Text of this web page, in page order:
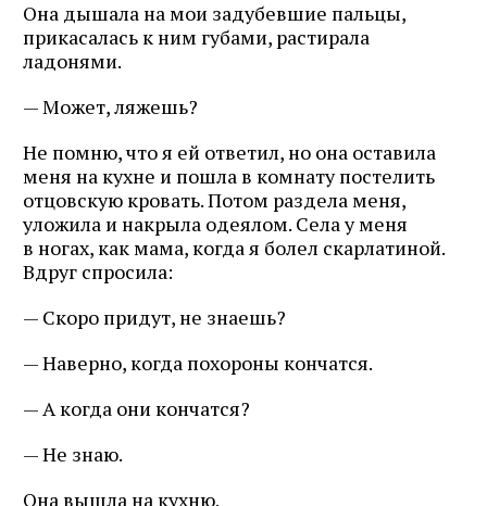
Она дышала на мои задубевшие пальцы,
прикасалась к ним губами, растирала
ладонями.
— Может, ляжешь?
Не помню, что я ей ответил, но она оставила
меня на кухне и пошла в комнату постелить
отцовскую кровать. Потом раздела меня,
уложила и накрыла одеялом. Села у меня
в ногах, как мама, когда я болел скарлатиной.
Вдруг спросила:
— Скоро придут, не знаешь?
— Наверно, когда похороны кончатся.
— А когда они кончатся?
— Не знаю.
Она вышла на кухню.